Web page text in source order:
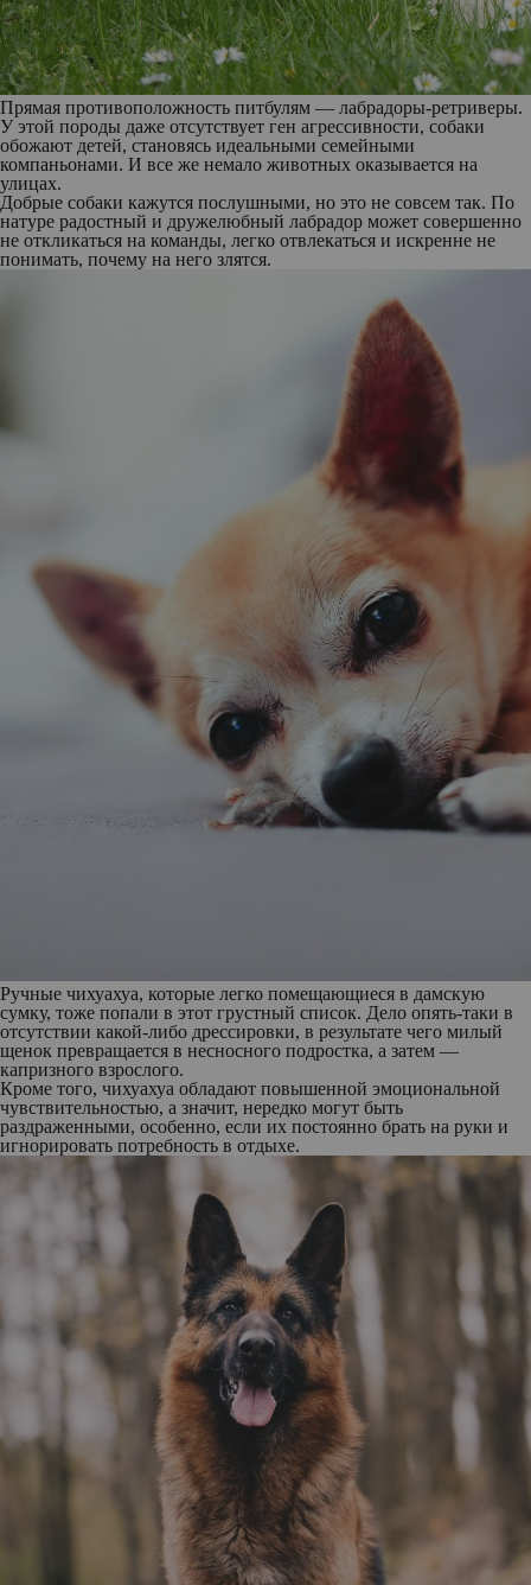
Прямая противоположность питбулям — лабрадоры-ретриверы.
У этой породы даже отсутствует ген агрессивности, собаки
обожают детей, становясь идеальными семейными
компаньонами. И все же немало животных оказывается на
улицах.
Добрые собаки кажутся послушными, но это не совсем так. По
натуре радостный и дружелюбный лабрадор может совершенно
не откликаться на команды, легко отвлекаться и искренне не
понимать, почему на него злятся.
Ручные чихуахуа, которые легко помещающиеся в дамскую
сумку, тоже попали в этот грустный список. Дело опять-таки в
отсутствии какой-либо дрессировки, в результате чего милый
щенок превращается в несносного подростка, а затем —
капризного взрослого.
Кроме того, чихуахуа обладают повышенной эмоциональной
чувствительностью, а значит, нередко могут быть
раздраженными, особенно, если их постоянно брать на руки и
игнорировать потребность в отдыхе.